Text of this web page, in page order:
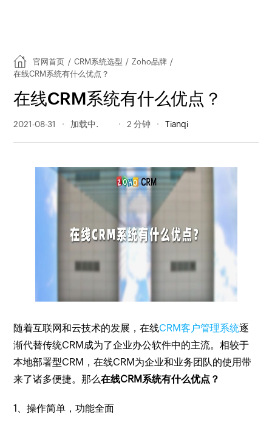
官网首页 / CRM系统选型 / Zoho品牌 /
在线CRM系统有什么优点？
在线CRM系统有什么优点？
2021-08-31 335 阅读量 2 分钟 Tianqi
随着互联网和云技术的发展，在线CRM客户管理系统逐
渐代替传统CRM成为了企业办公软件中的主流。相较于
本地部署型CRM，在线CRM为企业和业务团队的使用带
来了诸多便捷。那么在线CRM系统有什么优点？
1、操作简单，功能全面